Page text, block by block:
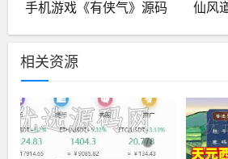
手机游戏《有侠气》源码
相关资源